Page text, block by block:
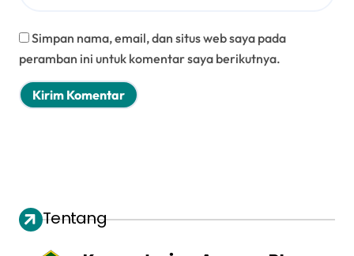
Simpan nama, email, dan situs web saya pada
peramban ini untuk komentar saya berikutnya.
Tentang